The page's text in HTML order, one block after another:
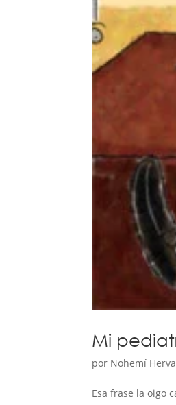
Mi
por Nohemí
Esa frase la oigo